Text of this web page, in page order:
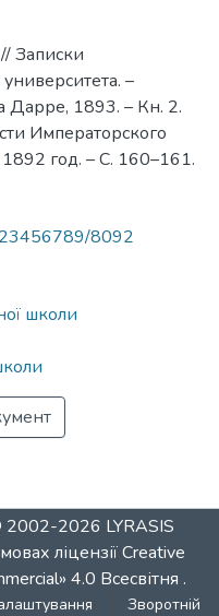
Записки
–
Дарре, 1893. – Кн. 2.
Императорского
год. – С. 160–161.
8092
школи
2002-2026 LYRASIS
ліцензіїCreative
4.0 Всесвітня .
Зворотній